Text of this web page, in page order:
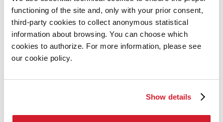
functioning of the site and, only with your prior consent,
third-party cookies to collect anonymous statistical
information about browsing. You can choose which
cookies to authorize. For more information, please see
our cookie policy.
Show details
Leggi tutto
Biennale Sessions
Opportunità e progetti nati dalla collaborazione tra La Biennale e le
Biennale Arte 2017: il catalogo